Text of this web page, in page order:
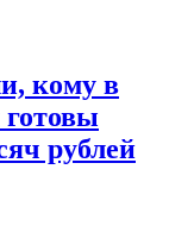
кому в
рублей